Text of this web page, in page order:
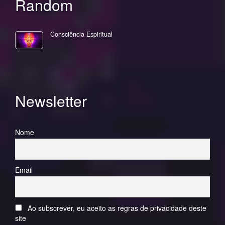
Random
Consciência Espiritual
Newsletter
Nome
Email
Ao subscrever, eu aceito as regras de privacidade deste
site